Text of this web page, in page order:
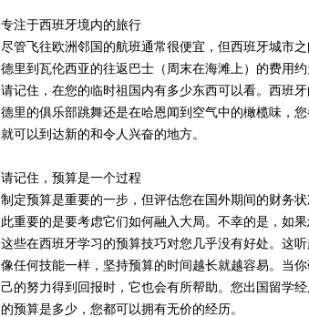
专注于西班牙境内的旅行
尽管飞往欧洲邻国的航班通常很便宜，但西班牙城市
德里到瓦伦西亚的往返巴士（周末在海滩上）的费用约
请记住，在您的临时祖国内有多少东西可以看。西班
德里的俱乐部跳舞还是在哈恩闻到空气中的橄榄味，
就可以到达新的和令人兴奋的地方。
请记住，预算是一个过程
制定预算是重要的一步，但评估您在国外期间的财务
此重要的是要考虑它们如何融入大局。不幸的是，如
这些在西班牙学习的预算技巧对您几乎没有好处。这
像任何技能一样，坚持预算的时间越长就越容易。当
己的努力得到回报时，它也会有所帮助。您出国留学
的预算是多少，您都可以拥有无价的经历。